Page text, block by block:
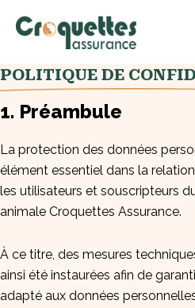
e
r
a
e
POLITIQUE DE
1. Préambule
La protection des données
élément essentiel dans la
les utilisateurs et souscripteurs
animale Croquettes Assurance.
À ce titre, des mesures
ainsi été instaurées afin de
adapté aux données